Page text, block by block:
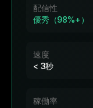
配信性
優秀（98%+）
速度
< 3秒
稼働率